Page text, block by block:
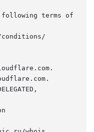
following terms of
conditions/